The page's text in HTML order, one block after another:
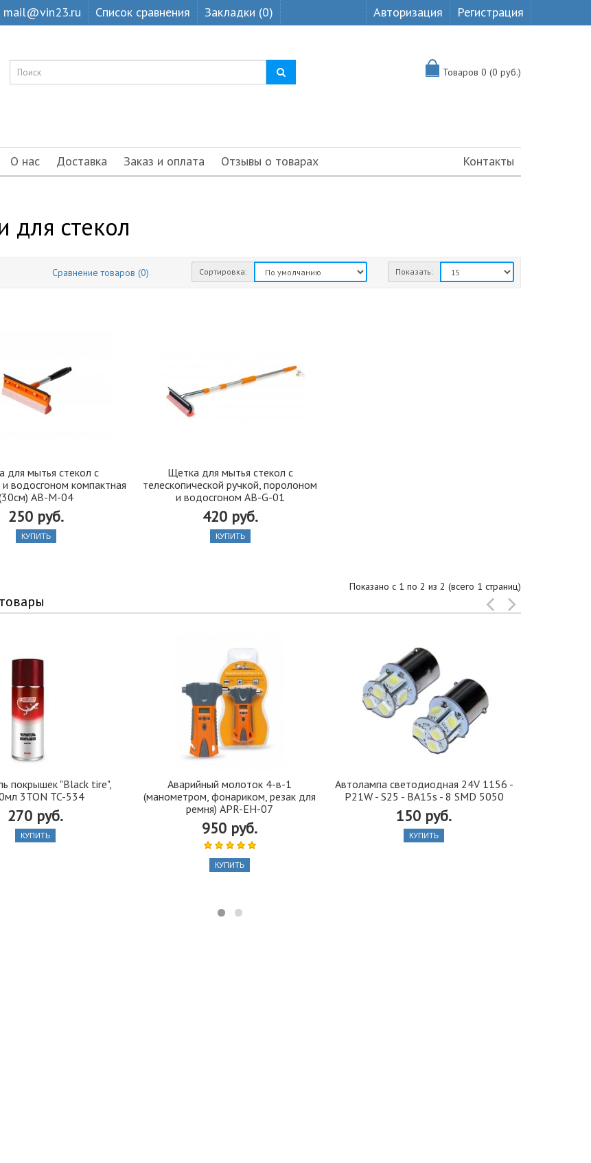
mail@vin23.ru Список сравнения Закладки (0) Авторизация Регистрация
Товаров 0 (0 руб.)
О нас Доставка Заказ и оплата Отзывы о товарах Контакты
для стекол
Сравнение товаров (0) Сортировка: Показать:
для мытья стекол с
водосгоном компактная
AB-M-04
250 руб.
КУПИТЬ
Щетка для мытья стекол с
телескопической ручкой, поролоном
и водосгоном AB-G-01
420 руб.
КУПИТЬ
Показано с 1 по 2 из 2 (всего 1 страниц)
покрышек "Black tire",
3TON TC-534
270 руб.
КУПИТЬ
Аварийный молоток 4-в-1
(манометром, фонариком, резак для
ремня) APR-EH-07
950 руб.
КУПИТЬ
Автолампа cветодиодная 24V 1156 -
P21W - S25 - BA15s - 8 SMD 5050
150 руб.
КУПИТЬ